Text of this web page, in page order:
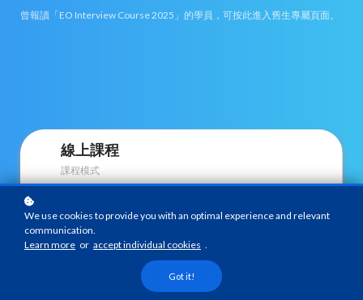
曾報讀「EO Interview Course 2025」的學員，可按此進入舊生專屬頁面。
線上課程
課程模式
投考行政主任人士
課程對象
支持各電子裝置瀏覽課程內容
We use cookies to provide you with an optimal experience and relevant
communication.
Learn more or accept individual cookies .
Got it!